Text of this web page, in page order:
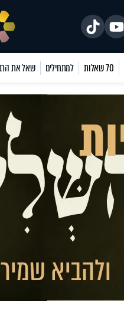
70 שאלות למתחילים שאל את